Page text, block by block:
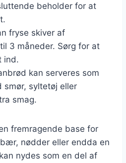
beholder for at
fryse skiver af
3 måneder. Sørg for at
ind.
kan serveres som
smør, syltetøj eller
smag.
fremragende base for
nødder eller endda en
nydes som en del af